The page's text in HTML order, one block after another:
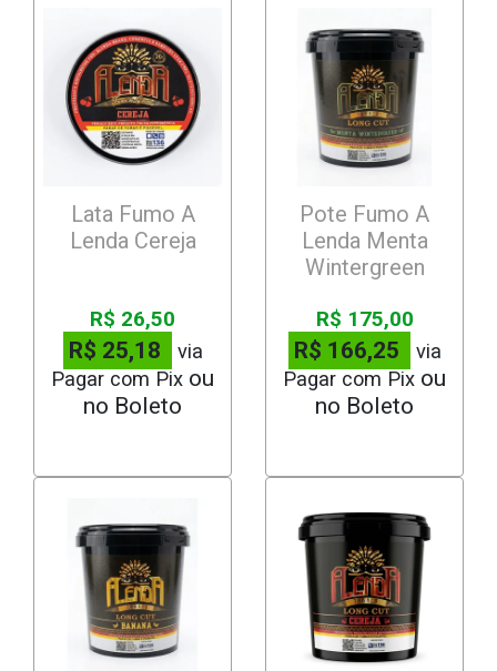
Lata Fumo A
Lenda Cereja
R$ 26,50
R$ 25,18
via
Pagar com Pix
Pote Fumo A
Lenda Menta
Wintergreen
R$ 175,00
R$ 166,25
via
Pagar com Pix